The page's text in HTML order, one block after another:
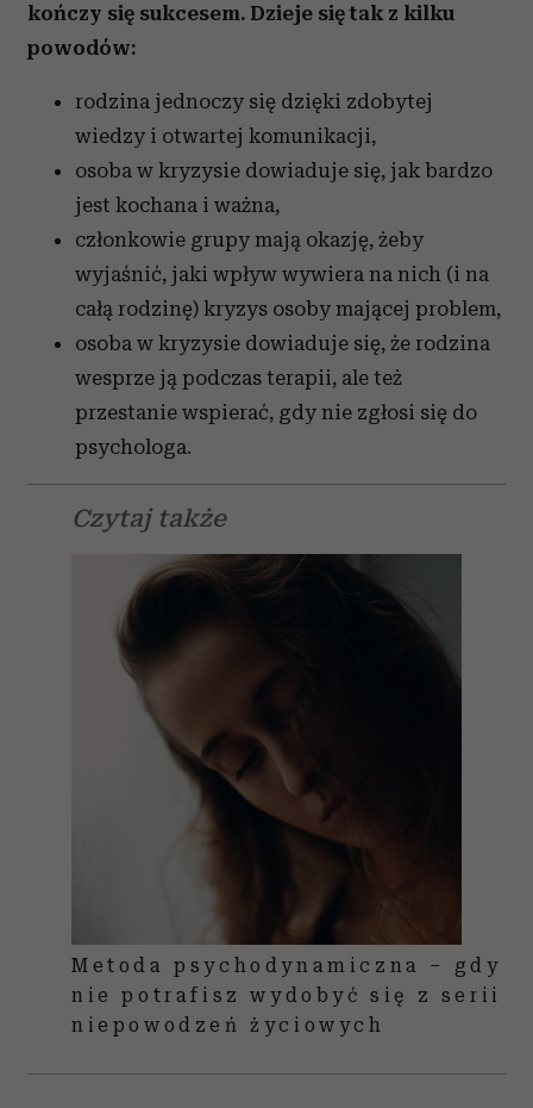
kończy się sukcesem. Dzieje się tak z kilku
powodów:
rodzina jednoczy się dzięki zdobytej
wiedzy i otwartej komunikacji,
osoba w kryzysie dowiaduje się, jak bardzo
jest kochana i ważna,
członkowie grupy mają okazję, żeby
wyjaśnić, jaki wpływ wywiera na nich (i na
całą rodzinę) kryzys osoby mającej problem,
osoba w kryzysie dowiaduje się, że rodzina
wesprze ją podczas terapii, ale też
przestanie wspierać, gdy nie zgłosi się do
psychologa.
Czytaj także
Metoda psychodynamiczna – gdy
nie potrafisz wydobyć się z serii
niepowodzeń życiowych